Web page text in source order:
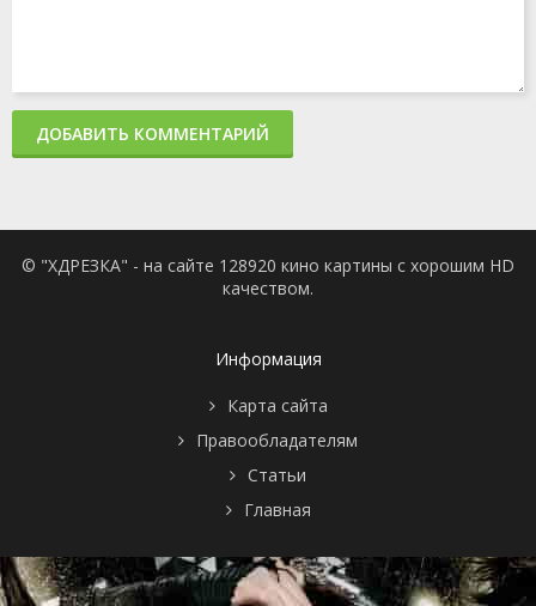
ДОБАВИТЬ КОММЕНТАРИЙ
© "ХДРЕЗКА" - на сайте 128920 кино картины с хорошим HD
качеством.
Информация
Карта сайта
Правообладателям
Статьи
Главная